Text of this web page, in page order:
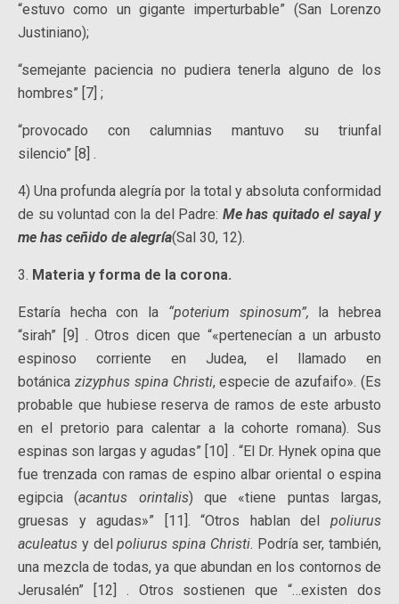
“estuvo como un gigante imperturbable” (San Lorenzo
Justiniano);
“semejante paciencia no pudiera tenerla alguno de los
hombres” [7] ;
“provocado con calumnias mantuvo su triunfal
silencio” [8] .
4) Una profunda alegría por la total y absoluta conformidad
de su voluntad con la del Padre: Me has quitado el sayal y
me has ceñido de alegría(Sal 30, 12).
3. Materia y forma de la corona.
Estaría hecha con la “poterium spinosum”, la hebrea
“sirah” [9] . Otros dicen que “«pertenecían a un arbusto
espinoso corriente en Judea, el llamado en
botánica zizyphus spina Christi, especie de azufaifo». (Es
probable que hubiese reserva de ramos de este arbusto
en el pretorio para calentar a la cohorte romana). Sus
espinas son largas y agudas” [10] . “El Dr. Hynek opina que
fue trenzada con ramas de espino albar oriental o espina
egipcia (acantus orintalis) que «tiene puntas largas,
gruesas y agudas»” [11]. “Otros hablan del poliurus
aculeatus y delpoliurus spina Christi. Podría ser, también,
una mezcla de todas, ya que abundan en los contornos de
Jerusalén” [12] . Otros sostienen que “…existen dos